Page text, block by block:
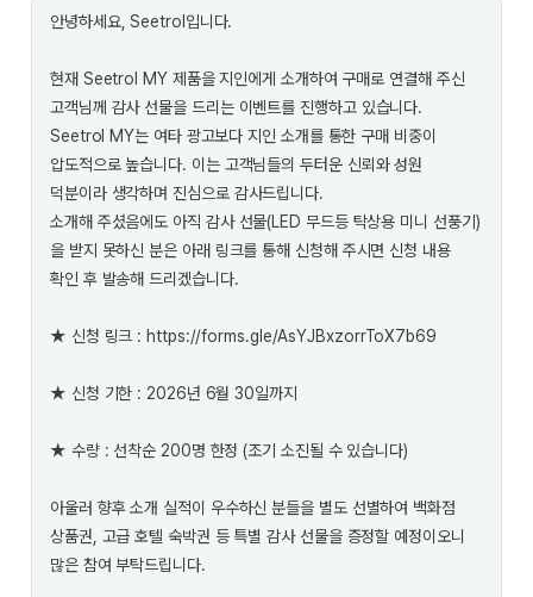
안녕하세요, Seetrol입니다.
현재 Seetrol MY 제품을 지인에게 소개하여 구매로 연결해 주신
고객님께 감사 선물을 드리는 이벤트를 진행하고 있습니다.
Seetrol MY는 여타 광고보다 지인 소개를 통한 구매 비중이
압도적으로 높습니다. 이는 고객님들의 두터운 신뢰와 성원
덕분이라 생각하며 진심으로 감사드립니다.
소개해 주셨음에도 아직 감사 선물(LED 무드등 탁상용 미니 선풍기)
을 받지 못하신 분은 아래 링크를 통해 신청해 주시면 신청 내용
확인 후 발송해 드리겠습니다.
★ 신청 링크 : https://forms.gle/AsYJBxzorrToX7b69
★ 신청 기한 : 2026년 6월 30일까지
★ 수량 : 선착순 200명 한정 (조기 소진될 수 있습니다)
아울러 향후 소개 실적이 우수하신 분들을 별도 선별하여 백화점
상품권, 고급 호텔 숙박권 등 특별 감사 선물을 증정할 예정이오니
많은 참여 부탁드립니다.